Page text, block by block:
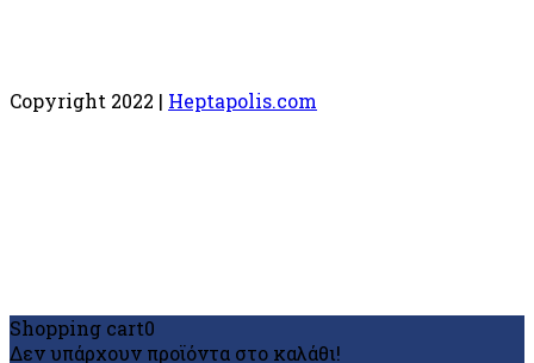
Copyright 2022 | Heptapolis.com
Shopping cart0
Δεν υπάρχουν προϊόντα στο καλάθι!